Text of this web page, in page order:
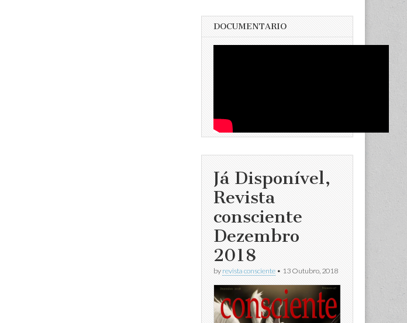
DOCUMENTARIO
Já Disponível,
Revista
consciente
Dezembro
2018
by revista consciente • 13 Outubro, 2018